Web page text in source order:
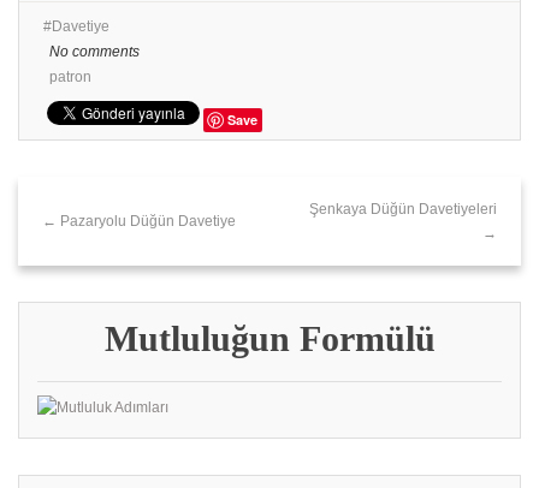
Davetiye
No comments
patron
Save
← Pazaryolu Düğün Davetiye
Şenkaya Düğün Davetiyeleri
→
Mutluluğun Formülü